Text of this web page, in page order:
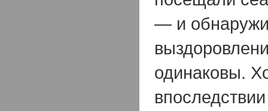
— и
одинаковы.